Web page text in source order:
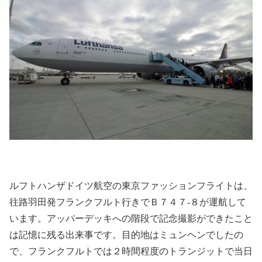
ルフトハンザドイツ航空の東京ファッションフライトは、
往路羽田発フランクフルト行きでＢ７４７‐８が運航して
います。アッパーデッキへの階段で記念撮影ができたこと
は記憶に残る出来事です。目的地はミュンヘンでしたの
で、フランクフルトでは２時間程度のトランジットで当日